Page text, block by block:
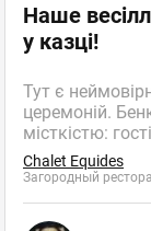
Наше
у казці!
Тут є
церемоній.
місткістю: гості
Chalet Equides
Загородный